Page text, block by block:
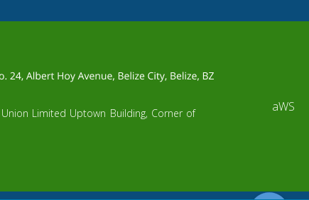
Limited Uptown Building, Corner of
aWS